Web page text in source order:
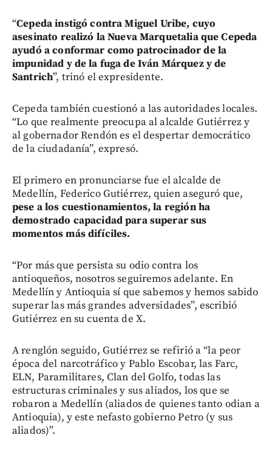
“Cepeda instigó contra Miguel Uribe, cuyo
asesinato realizó la Nueva Marquetalia que Cepeda
ayudó a conformar como patrocinador de la
impunidad y de la fuga de Iván Márquez y de
Santrich”, trinó el expresidente.
Cepeda también cuestionó a las autoridades locales.
“Lo que realmente preocupa al alcalde Gutiérrez y
al gobernador Rendón es el despertar democrático
de la ciudadanía”, expresó.
El primero en pronunciarse fue el alcalde de
Medellín, Federico Gutiérrez, quien aseguró que,
pese a los cuestionamientos, la región ha
demostrado capacidad para superar sus
momentos más difíciles.
“Por más que persista su odio contra los
antioqueños, nosotros seguiremos adelante. En
Medellín y Antioquia sí que sabemos y hemos sabido
superar las más grandes adversidades”, escribió
Gutiérrez en su cuenta de X.
A renglón seguido, Gutiérrez se refirió a “la peor
época del narcotráfico y Pablo Escobar, las Farc,
ELN, Paramilitares, Clan del Golfo, todas las
estructuras criminales y sus aliados, los que se
robaron a Medellín (aliados de quienes tanto odian a
Antioquia), y este nefasto gobierno Petro (y sus
aliados)”.